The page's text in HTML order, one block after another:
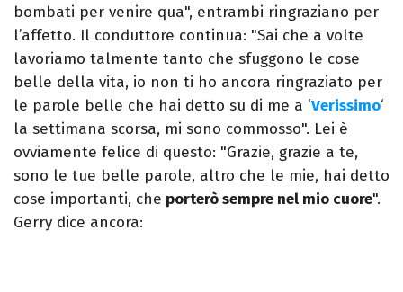
bombati per venire qua", entrambi ringraziano per
l’affetto. Il conduttore continua: "Sai che a volte
lavoriamo talmente tanto che sfuggono le cose
belle della vita, io non ti ho ancora ringraziato per
le parole belle che hai detto su di me a ‘Verissimo‘
la settimana scorsa, mi sono commosso". Lei è
ovviamente felice di questo: "Grazie, grazie a te,
sono le tue belle parole, altro che le mie, hai detto
cose importanti, che porterò sempre nel mio cuore".
Gerry dice ancora: